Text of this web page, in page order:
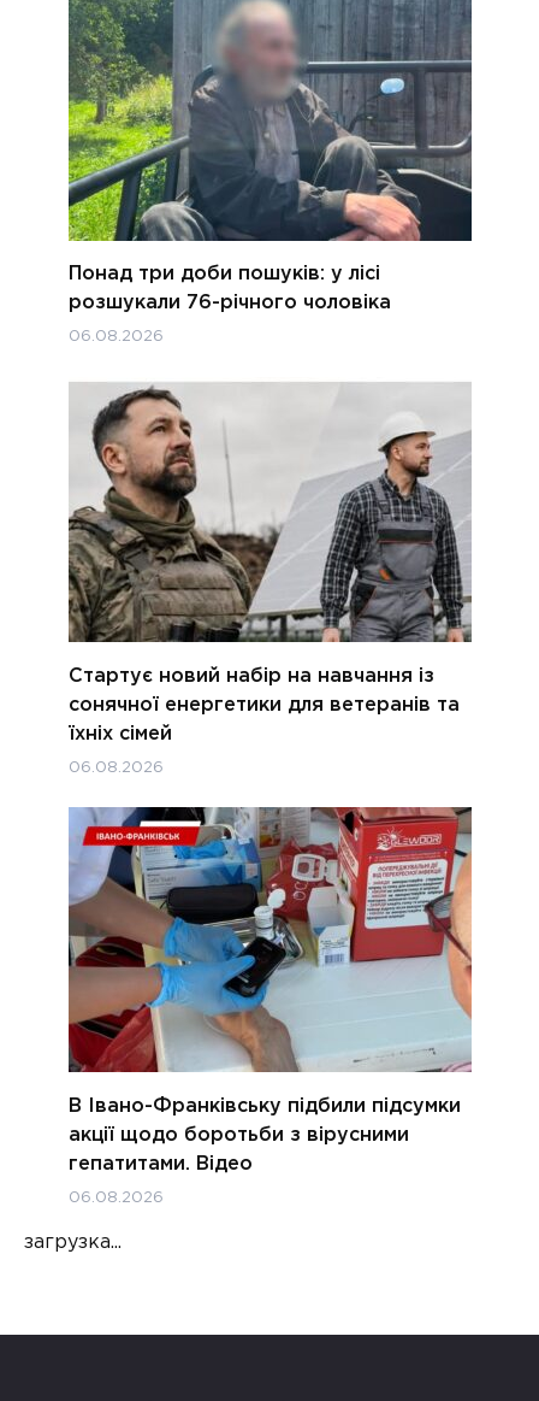
Понад три доби пошуків: у лісі
розшукали 76-річного чоловіка
06.08.2026
Стартує новий набір на навчання із
сонячної енергетики для ветеранів та
їхніх сімей
06.08.2026
В Івано-Франківську підбили підсумки
акції щодо боротьби з вірусними
гепатитами. Відео
06.08.2026
загрузка...